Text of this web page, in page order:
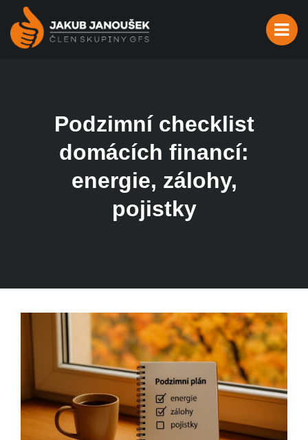
Podzimní checklist
domácích financí:
energie, zálohy,
pojistky